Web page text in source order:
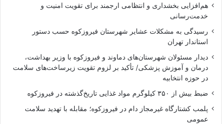
هم‌افزایی بخشداری و انتظامی ارجمند برای تقویت امنیت و
خدمت‌رسانی
رسیدگی به مشکلات عشایر شهرستان فیروزکوه حسب دستور
استاندار تهران
دیدار مسئولان شهرستان‌های دماوند و فیروزکوه با وزیر بهداشت،
درمان و آموزش پزشکی/ تأکید بر لزوم تقویت زیرساخت‌های سلامت
در حوزه انتخابیه
ضبط بیش از ۳۵۰ کیلوگرم مواد غذایی تاریخ‌گذشته در فیروزکوه
پلمب کشتارگاه غیرمجاز دام در فیروزکوه؛ مقابله با تهدید سلامت
عمومی